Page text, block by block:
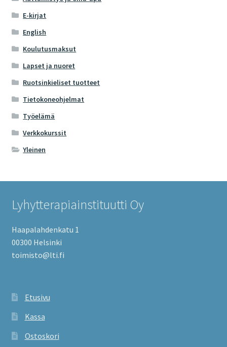
E-kirjat
English
Koulutusmaksut
Lapset ja nuoret
Ruotsinkieliset tuotteet
Tietokoneohjelmat
Työelämä
Verkkokurssit
Yleinen
Lyhytterapiainstituutti Oy
Haapalahdenkatu 1
00300 Helsinki
toimisto@lti.fi
Etusivu
Kassa
Ostoskori